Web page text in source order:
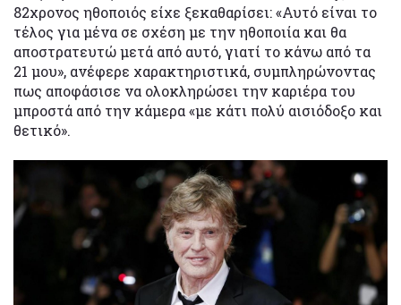
82χρονος ηθοποιός είχε ξεκαθαρίσει: «Αυτό είναι το
τέλος για μένα σε σχέση με την ηθοποιία και θα
αποστρατευτώ μετά από αυτό, γιατί το κάνω από τα
21 μου», ανέφερε χαρακτηριστικά, συμπληρώνοντας
πως αποφάσισε να ολοκληρώσει την καριέρα του
μπροστά από την κάμερα «με κάτι πολύ αισιόδοξο και
θετικό».